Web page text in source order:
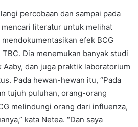
percobaan dan sampai pada
mencari literatur untuk melihat
efek BCG
Dia menemukan banyak studi
dan juga praktik laboratorium
Pada hewan-hewan itu, “Pada
tujuh puluhan, orang-orang
melindungi orang dari influenza,
kata Netea. “Dan saya